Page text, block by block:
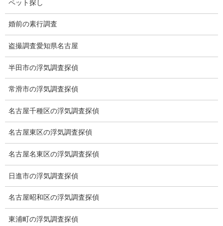
そうなると人間の外観は変化し、人間の姿も変わるかもしれませ
んね。
前の記事
ペット探し
婚前の素行調査
盗撮調査愛知県名古屋
半田市の浮気調査探偵
常滑市の浮気調査探偵
名古屋千種区の浮気調査探偵
名古屋東区の浮気調査探偵
名古屋名東区の浮気調査探偵
日進市の浮気調査探偵
名古屋昭和区の浮気調査探偵
東浦町の浮気調査探偵